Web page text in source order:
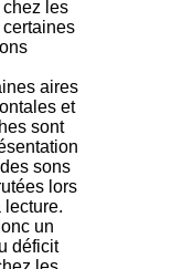
les
aires
et
sont
sons
lors
lecture.
un
déficit